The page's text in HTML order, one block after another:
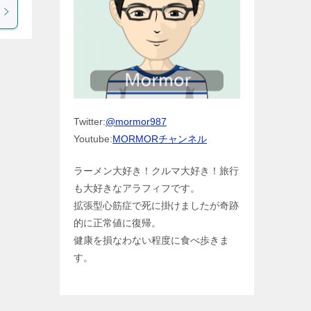
Twitter:@mormor987
Youtube:MORMORチャンネル
ラーメン大好き！クルマ大好き！旅行
も大好きなアラフィフです。
拡張型心筋症で死に掛けましたが奇跡
的に正常値に復帰。
健康を損なわない程度に食べ歩きま
す。